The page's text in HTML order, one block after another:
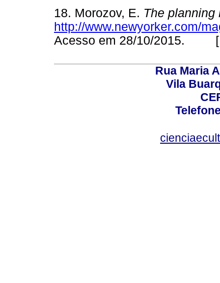
18. Morozov, E. The planning
http://www.newyorker.com/
Acesso em 28/10/2015.
Rua Maria
Vila